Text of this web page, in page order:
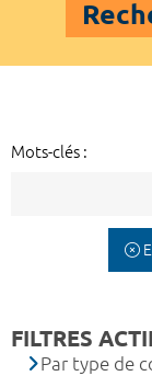
Mots-clés :
FILTRES
Par type de